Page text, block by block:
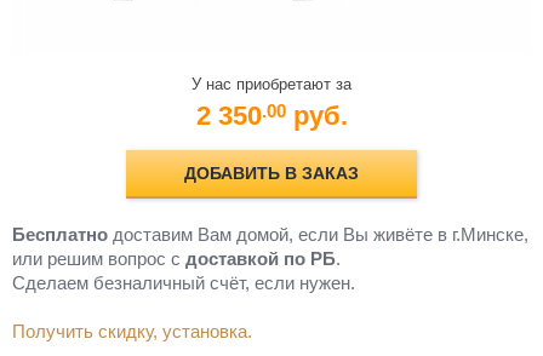
У нас приобретают за
2 350.00 руб.
ДОБАВИТЬ В ЗАКАЗ
Бесплатно доставим Вам домой, если Вы живёте в г.Минске,
или решим вопрос с доставкой по РБ.
Cделаем безналичный счёт, если нужен.
Получить скидку, установка.